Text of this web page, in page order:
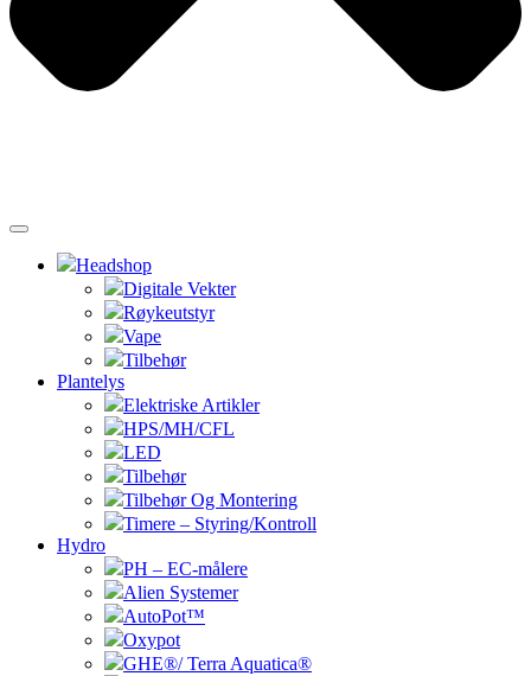
Headshop
Digitale Vekter
Røykeutstyr
Vape
Tilbehør
Plantelys
Elektriske Artikler
HPS/MH/CFL
LED
Tilbehør
Tilbehør Og Montering
Timere – Styring/Kontroll
Hydro
PH – EC-målere
Alien Systemer
AutoPot™
Oxypot
GHE®/ Terra Aquatica®